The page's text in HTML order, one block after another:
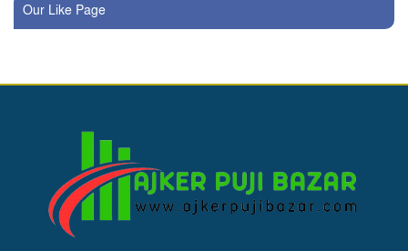
পেস্টিসাইডস
বিডিবিএল মিউচুয়াল ফান্ড ওয়ান
Our Like Page